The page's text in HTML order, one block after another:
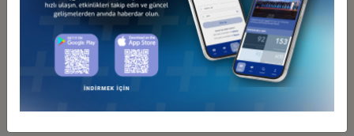
Diğer Duyurular
GÜRCİSTAN YATIRIM PROJELERİ HK.
27 Temmuz 2026 Pazartesi Türkiye - Gürcistan İş Konseyi